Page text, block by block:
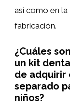
así como en la
fabricación.
¿Cuáles
un kit
de adquirir
separado
niños?